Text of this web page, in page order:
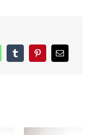
WhatsAppTumblr PinterestE-
posta